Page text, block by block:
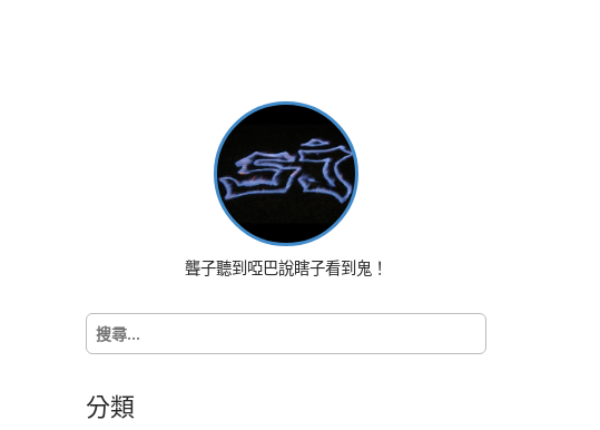
聾子聽到啞巴說瞎子看到鬼！
搜
尋
字:
分類